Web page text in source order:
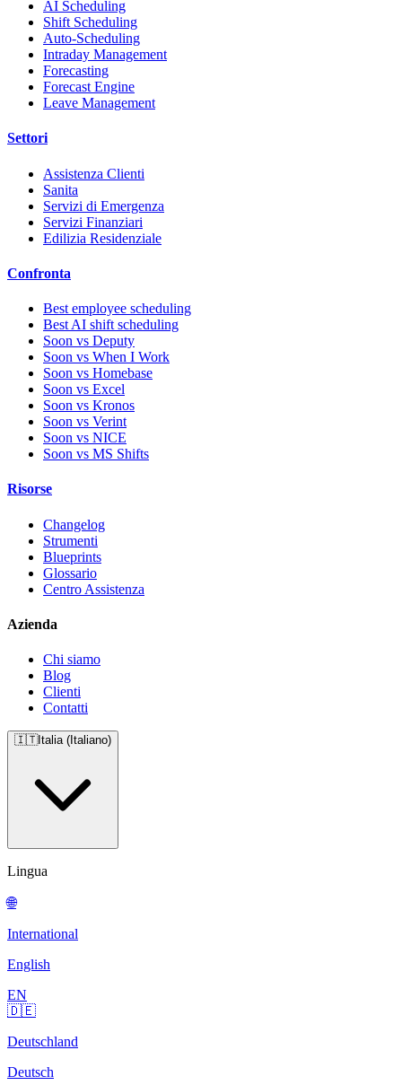
AI Scheduling
Shift Scheduling
Auto-Scheduling
Intraday Management
Forecasting
Forecast Engine
Leave Management
Settori
Assistenza Clienti
Sanita
Servizi di Emergenza
Servizi Finanziari
Edilizia Residenziale
Confronta
Best employee scheduling
Best AI shift scheduling
Soon vs Deputy
Soon vs When I Work
Soon vs Homebase
Soon vs Excel
Soon vs Kronos
Soon vs Verint
Soon vs NICE
Soon vs MS Shifts
Risorse
Changelog
Strumenti
Blueprints
Glossario
Centro Assistenza
Azienda
Chi siamo
Blog
Clienti
Contatti
🇮🇹Italia (Italiano)
Lingua
🌐
International
English
EN
🇩🇪
Deutschland
Deutsch